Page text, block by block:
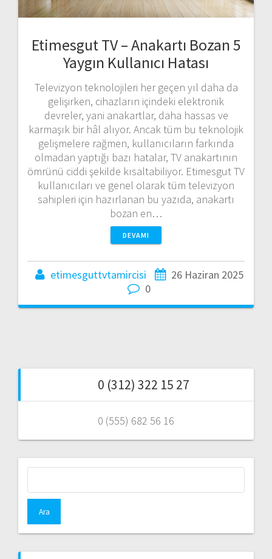
Etimesgut TV – Anakartı Bozan 5
Yaygın Kullanıcı Hatası
Televizyon teknolojileri her geçen yıl daha da
gelişirken, cihazların içindeki elektronik
devreler, yani anakartlar, daha hassas ve
karmaşık bir hâl alıyor. Ancak tüm bu teknolojik
gelişmelere rağmen, kullanıcıların farkında
olmadan yaptığı bazı hatalar, TV anakartının
ömrünü ciddi şekilde kısaltabiliyor. Etimesgut TV
kullanıcıları ve genel olarak tüm televizyon
sahipleri için hazırlanan bu yazıda, anakartı
bozan en…
DEVAMI
etimesguttvtamircisi
26 Haziran 2025
0
0 (312) 322 15 27
0 (555) 682 56 16